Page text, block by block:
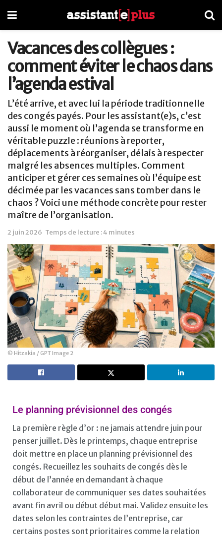
Vacances des collègues :
comment éviter le chaos dans
l’agenda estival
L’été arrive, et avec lui la période traditionnelle
des congés payés. Pour les assistant(e)s, c’est
aussi le moment où l’agenda se transforme en
véritable puzzle : réunions à reporter,
déplacements à réorganiser, délais à respecter
malgré les absences multiples. Comment
anticiper et gérer ces semaines où l’équipe est
décimée par les vacances sans tomber dans le
chaos ? Voici une méthode concrète pour rester
maître de l’organisation.
2 juin 2026 Temps de lecture : 4 minutes
© Hitzakia / GPT Image 2
Le planning prévisionnel des congés
La première règle d’or : ne jamais attendre juin pour
penser juillet. Dès le printemps, chaque entreprise
doit mettre en place un planning prévisionnel des
congés. Recueillez les souhaits de congés dès le
début de l’année en demandant à chaque
collaborateur de communiquer ses dates souhaitées
avant fin avril ou début début mai. Validez ensuite les
dates selon les contraintes de l’entreprise, car
certains postes sont prioritaires comme la relation